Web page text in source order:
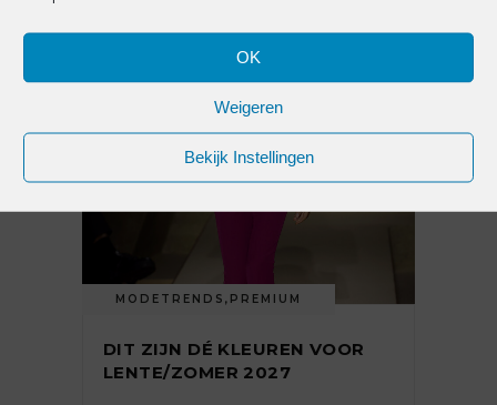
OK
Weigeren
Bekijk Instellingen
MODETRENDS , PREMIUM
DIT ZIJN DÉ KLEUREN VOOR
LENTE/ZOMER 2027